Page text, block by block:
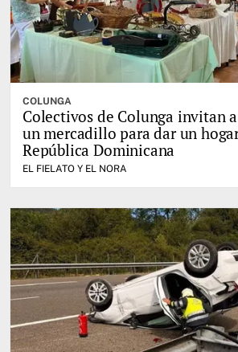
COLUNGA
Colectivos de Colunga invitan
un mercadillo para dar un
República Dominicana
EL FIELATO Y EL NORA